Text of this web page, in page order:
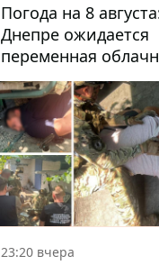
Погода на 8
Днепре ожидается
переменная
может пойти
23:20 вчера